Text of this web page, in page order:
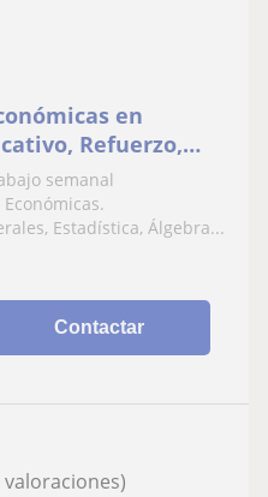
en
Refuerzo,
de
semanal
Estadística, Álgebra...
Contactar
valoraciones)